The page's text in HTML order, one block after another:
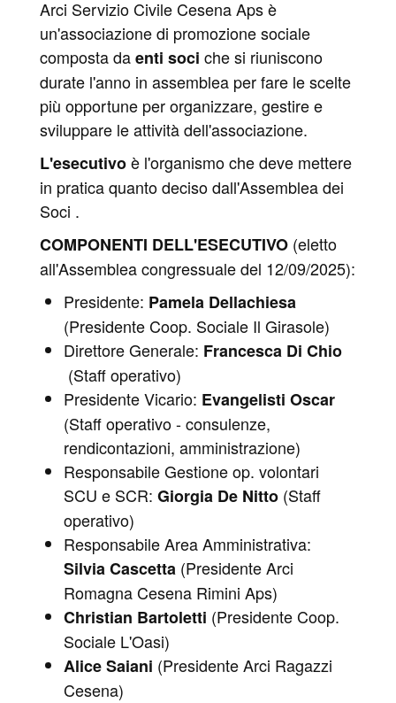
Arci Servizio Civile Cesena Aps è
un'associazione di promozione sociale
composta daenti soci che si riuniscono
durate l'anno in assemblea per fare le scelte
più opportune per organizzare, gestire e
sviluppare le attività dell'associazione.
L'esecutivoè l'organismo che deve mettere
in pratica quanto deciso dall'Assemblea dei
Soci .
COMPONENTI DELL'ESECUTIVO (eletto
all'Assemblea congressuale del 12/09/2025):
Presidente: Pamela Dellachiesa
(Presidente Coop. Sociale Il Girasole)
Direttore Generale: Francesca Di Chio
(Staff operativo)
Presidente Vicario: Evangelisti Oscar
(Staff operativo - consulenze,
rendicontazioni, amministrazione)
Responsabile Gestione op. volontari
SCU e SCR: Giorgia De Nitto(Staff
operativo)
Responsabile Area Amministrativa:
Silvia Cascetta (Presidente Arci
Romagna Cesena Rimini Aps)
Christian Bartoletti (Presidente Coop.
Sociale L'Oasi)
Alice Saiani (Presidente Arci Ragazzi
Cesena)